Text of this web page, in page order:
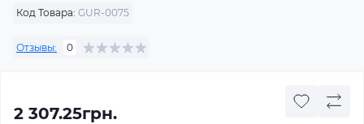
Код Товара: GUR-0075
Отзывы: 0
2 307.25грн.